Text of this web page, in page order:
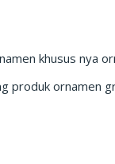
khusus nya
produk ornamen